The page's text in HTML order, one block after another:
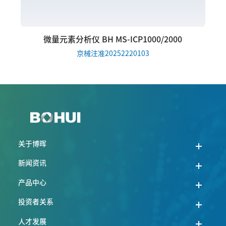
微量元素分析仪 BH MS-ICP1000/2000
京械注准20252220103
关于博晖
新闻资讯
产品中心
投资者关系
人才发展